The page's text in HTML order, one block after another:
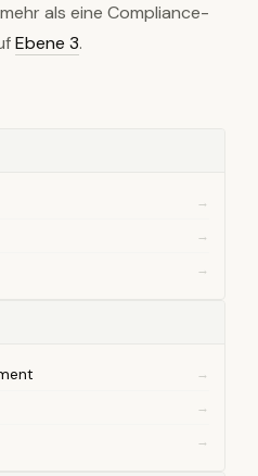
als eine Compliance-
Ebene 3.